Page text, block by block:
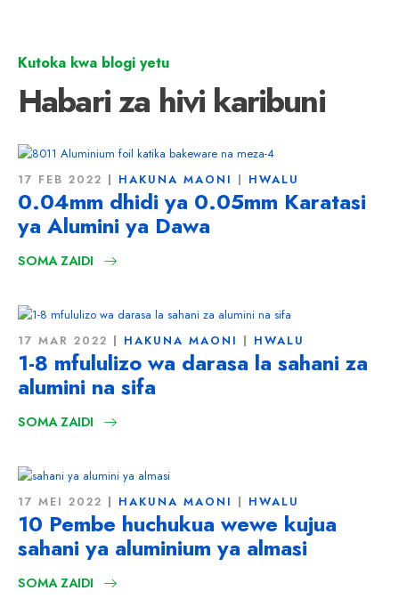
Kutoka kwa blogi yetu
Habari za hivi karibuni
17 FEB 2022 HAKUNA MAONI HWALU
0.04mm dhidi ya 0.05mm Karatasi
ya Alumini ya Dawa
SOMA ZAIDI
17 MAR 2022 HAKUNA MAONI HWALU
1-8 mfululizo wa darasa la sahani za
alumini na sifa
SOMA ZAIDI
17 MEI 2022 HAKUNA MAONI HWALU
10 Pembe huchukua wewe kujua
sahani ya aluminium ya almasi
SOMA ZAIDI